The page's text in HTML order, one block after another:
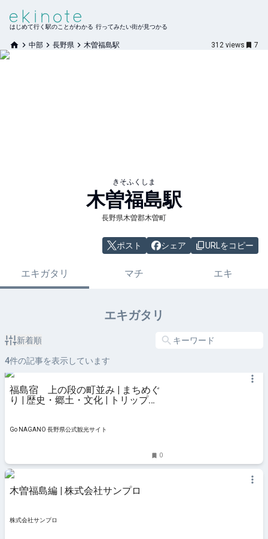
はじめて行く駅のことがわかる 行ってみたい街が見つかる
中部 長野県 木曽福島駅 312 views 7
きそふくしま
木曽福島駅
長野県木曽郡木曽町
ポスト シェア URLをコピー
エキガタリ マチ エキ
エキガタリ
新着順
4件の記事を表示しています
福島宿 上の段の町並み | まちめぐ
り | 歴史・郷土・文化 | トリップア
Go NAGANO 長野県公式観光サイト
0
木曽福島編 | 株式会社サンプロ
株式会社サンプロ